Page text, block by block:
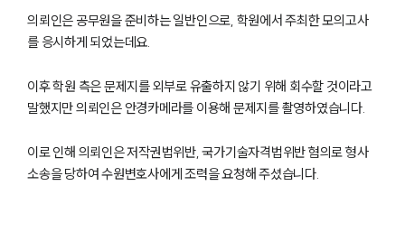
의뢰인은 공무원을 준비하는 일반인으로, 학원에서 주최한 모의고사
를 응시하게 되었는데요.
이후 학원 측은 문제지를 외부로 유출하지 않기 위해 회수할 것이라고
말했지만 의뢰인은 안경카메라를 이용해 문제지를 촬영하였습니다.
이로 인해 의뢰인은 저작권법위반, 국가기술자격법위반 혐의로 형사
소송을 당하여 수원변호사에게 조력을 요청해 주셨습니다.